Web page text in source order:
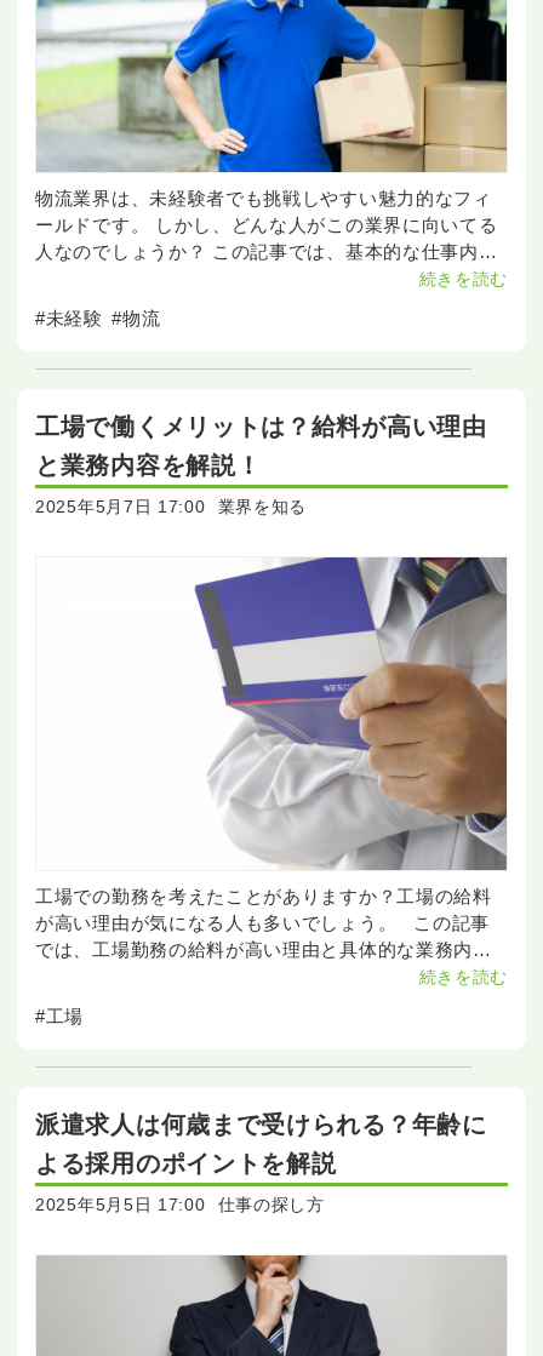
物流業界は、未経験者でも挑戦しやすい魅力的なフィ
ールドです。 しかし、どんな人がこの業界に向いてる
人なのでしょうか？ この記事では、基本的な仕事内容
から、向いてる人の特性までを徹底解説します。 物流
業界
#未経験 #物流
続きを読む
工場で働くメリットは？給料が高い理由
と業務内容を解説！
2025年5月7日 17:00 業界を知る
工場での勤務を考えたことがありますか？工場の給料
が高い理由が気になる人も多いでしょう。 この記事
では、工場勤務の給料が高い理由と具体的な業務内
容、未経験でも始められるポイントを詳しく解説しま
す。
#工場
続きを読む
派遣求人は何歳まで受けられる？年齢に
よる採用のポイントを解説
2025年5月5日 17:00 仕事の探し方